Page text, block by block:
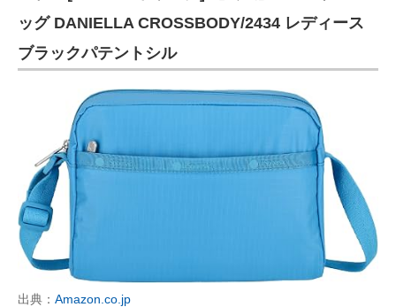
ッグ DANIELLA CROSSBODY/2434 レディース
ブラックパテントシル
出典： Amazon.co.jp